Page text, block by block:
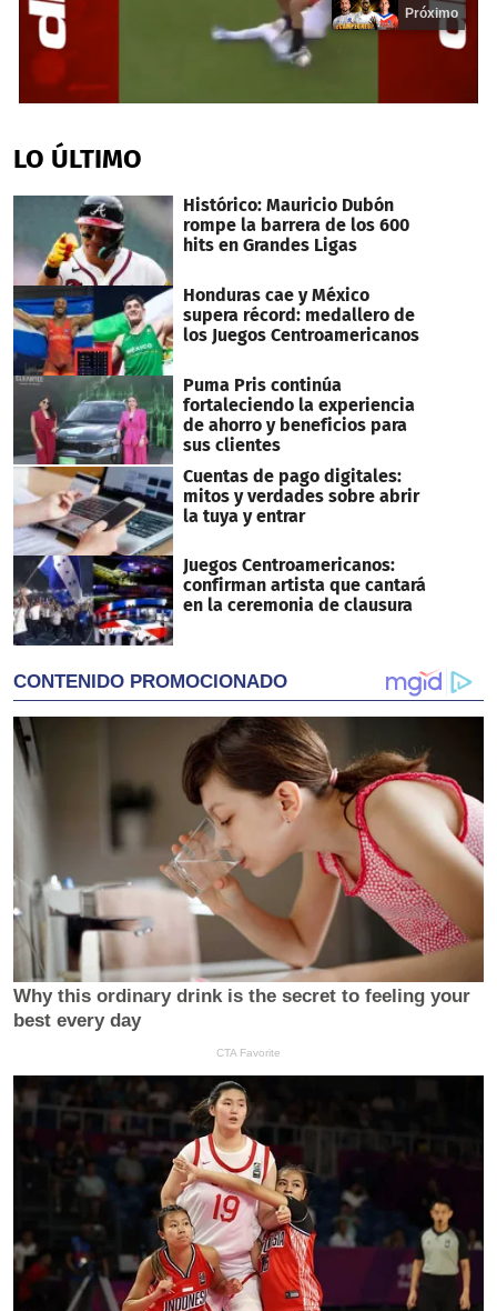
of
13
Próximo
LO ÚLTIMO
Histórico: Mauricio Dubón
rompe la barrera de los 600
hits en Grandes Ligas
Honduras cae y México
supera récord: medallero de
los Juegos Centroamericanos
Puma Pris continúa
fortaleciendo la experiencia
de ahorro y beneficios para
sus clientes
Cuentas de pago digitales:
mitos y verdades sobre abrir
la tuya y entrar
Juegos Centroamericanos:
confirman artista que cantará
en la ceremonia de clausura